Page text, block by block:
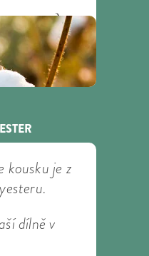
kousku je z
dílně v